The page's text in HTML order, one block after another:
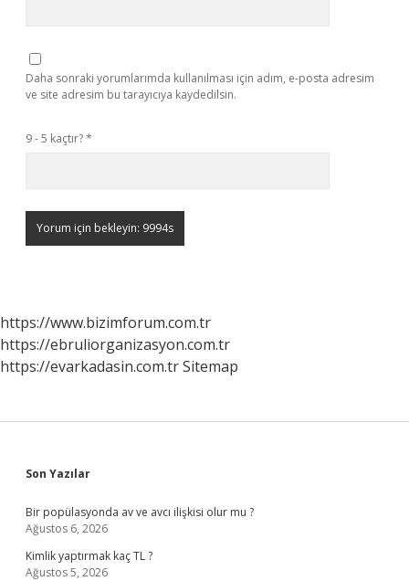
Daha sonraki yorumlarımda kullanılması için adım, e-posta adresim
ve site adresim bu tarayıcıya kaydedilsin.
9 - 5 kaçtır?*
https://www.bizimforum.com.tr
https://ebruliorganizasyon.com.tr
https://evarkadasin.com.trSitemap
Sidebar
Son Yazılar
Bir popülasyonda av ve avcı ilişkisi olur mu ?
Ağustos 6, 2026
Kimlik yaptırmak kaç TL ?
Ağustos 5, 2026